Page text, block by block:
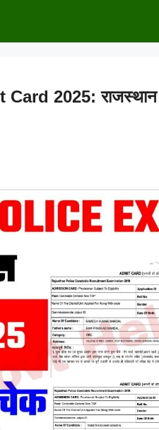
2025: राजस्थान